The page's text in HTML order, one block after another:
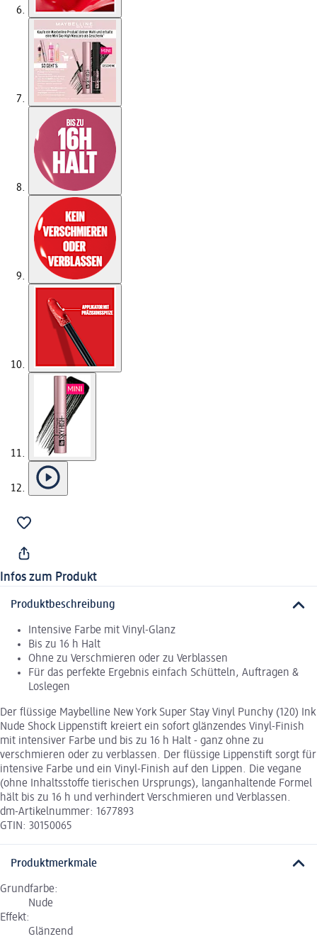
Infos zum Produkt
Produktbeschreibung
Intensive Farbe mit Vinyl-Glanz
Bis zu 16 h Halt
Ohne zu Verschmieren oder zu Verblassen
Für das perfekte Ergebnis einfach Schütteln, Auftragen &
Loslegen
Der flüssige Maybelline New York Super Stay Vinyl Punchy (120) Ink
Nude Shock Lippenstift kreiert ein sofort glänzendes Vinyl-Finish
mit intensiver Farbe und bis zu 16 h Halt - ganz ohne zu
verschmieren oder zu verblassen. Der flüssige Lippenstift sorgt für
intensive Farbe und ein Vinyl-Finish auf den Lippen. Die vegane
(ohne Inhaltsstoffe tierischen Ursprungs), langanhaltende Formel
hält bis zu 16 h und verhindert Verschmieren und Verblassen.
dm-Artikelnummer: 1677893
GTIN: 30150065
Produktmerkmale
Grundfarbe:
Nude
Effekt:
Glänzend